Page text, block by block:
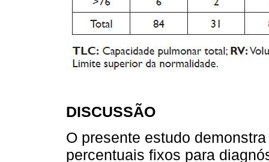
DISCUSSÃO
O presente estudo
percentuais fixos para